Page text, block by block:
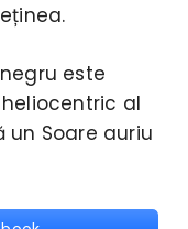
este
al
un Soare auriu